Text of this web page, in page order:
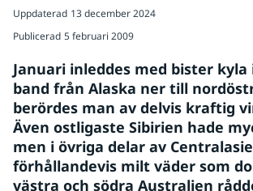
Uppdaterad 13 december 2024
Publicerad 5 februari 2009
Januari inleddes med bister
band från Alaska ner till
berördes man av delvis kraftig
Även ostligaste Sibirien hade
men i övriga delar av
förhållandevis milt väder som
västra och södra Australien